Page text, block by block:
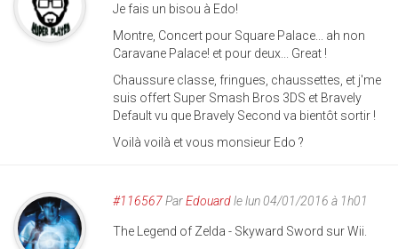
Je fais un bisou à Edo!
Montre, Concert pour Square Palace... ah non
Caravane Palace! et pour deux... Great !
Chaussure classe, fringues, chaussettes, et j'me
suis offert Super Smash Bros 3DS et Bravely
Default vu que Bravely Second va bientôt sortir !
Voilà voilà et vous monsieur Edo ?
#116567ParEdouardle lun 04/01/2016 à 1h01
The Legend of Zelda - Skyward Sword sur Wii.